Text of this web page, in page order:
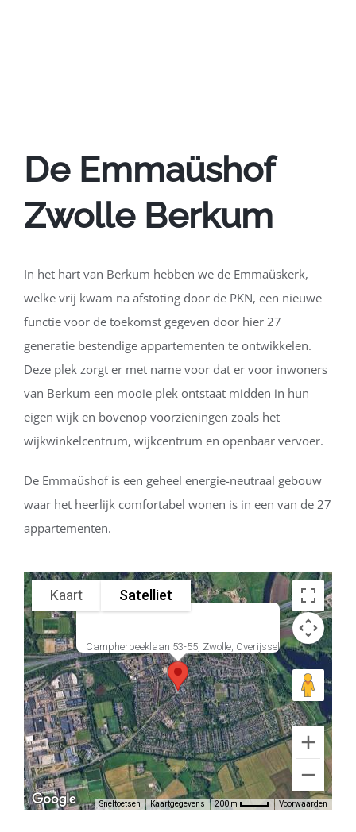
De Emmaüshof
Zwolle Berkum
In het hart van Berkum hebben we de Emmaüskerk,
welke vrij kwam na afstoting door de PKN, een nieuwe
functie voor de toekomst gegeven door hier 27
generatie bestendige appartementen te ontwikkelen.
Deze plek zorgt er met name voor dat er voor inwoners
van Berkum een mooie plek ontstaat midden in hun
eigen wijk en bovenop voorzieningen zoals het
wijkwinkelcentrum, wijkcentrum en openbaar vervoer.
De Emmaüshof is een geheel energie-neutraal gebouw
waar het heerlijk comfortabel wonen is in een van de 27
appartementen.
Campherbeeklaan 53-55, Zwolle, Overijssel
Kaart Satelliet
Sneltoetsen Kaartgegevens 200 m Voorwaarden